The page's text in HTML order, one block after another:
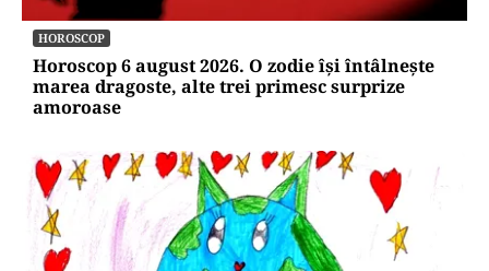
HOROSCOP
Horoscop 6 august 2026. O zodie își întâlnește
marea dragoste, alte trei primesc surprize
amoroase